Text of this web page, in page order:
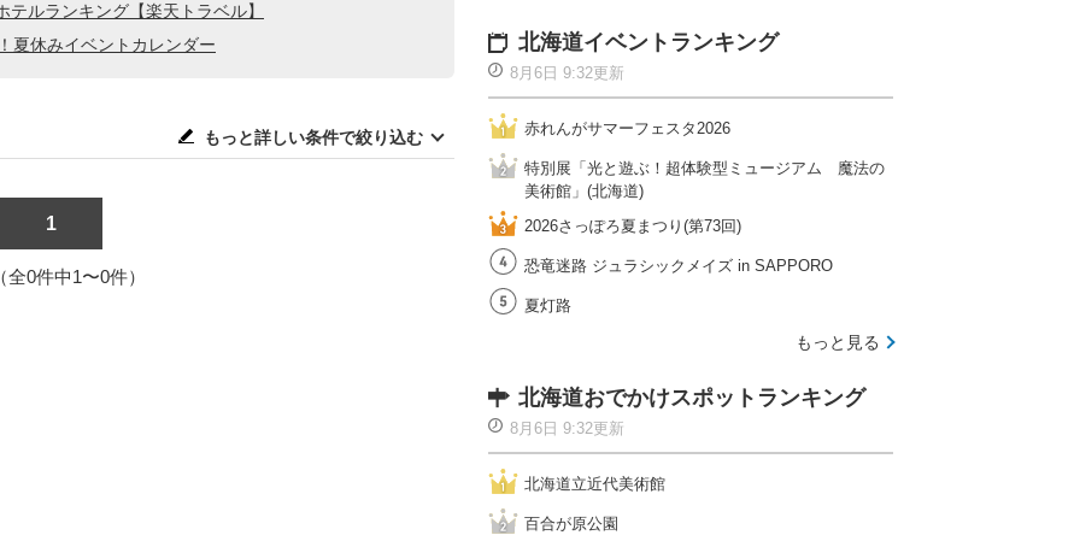
ルランキング【楽天トラベル】
夏休みイベントカレンダー
もっと詳しい条件で絞り込む
1
全0件中1〜0件）
北海道イベントランキング
8月6日 9:32更新
赤れんがサマーフェスタ2026
特別展「光と遊ぶ！超体験型ミュージアム 魔法の
美術館」(北海道)
2026さっぽろ夏まつり(第73回)
恐竜迷路 ジュラシックメイズ in SAPPORO
夏灯路
もっと見る
北海道おでかけスポットランキング
8月6日 9:32更新
北海道立近代美術館
百合が原公園